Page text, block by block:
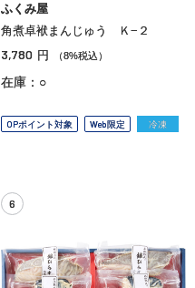
ふくみ屋
角煮卓袱まんじゅう Ｋ−２
3,780 円 （8%税込）
在庫：○
OPポイント対象 Web限定 冷凍
6